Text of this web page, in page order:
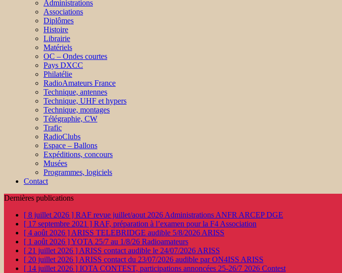
Administrations
Associations
Diplômes
Histoire
Librairie
Matériels
OC – Ondes courtes
Pays DXCC
Philatélie
RadioAmateurs France
Technique, antennes
Technique, UHF et hypers
Technique, montages
Télégraphie, CW
Trafic
RadioClubs
Espace – Ballons
Expéditions, concours
Musées
Programmes, logiciels
Contact
Dernières publications
[ 8 juillet 2026 ] RAF revue juillet/aout 2026 Administrations ANFR ARCEP DGE
[ 17 septembre 2021 ] RAF, préparation à l’examen pour la F4 Association
[ 4 août 2026 ] ARISS TELEBRIDGE audible 5/8/2026 ARISS
[ 1 août 2026 ]YOTA 25/7 au 1/8/26 Radioamateurs
[ 21 juillet 2026 ] ARISS contact audible le 24/07/2026 ARISS
[ 20 juillet 2026 ] ARISS contact du 23/07/2026 audible par ON4ISS ARISS
[ 14 juillet 2026 ] IOTA CONTEST, participations annoncées 25-26/7 2026 Contest